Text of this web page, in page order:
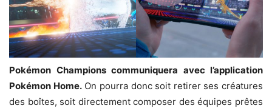
Pokémon Champions communiquera avec l’application
Pokémon Home.On pourra donc soit retirer ses créatures
des boîtes, soit directement composer des équipes prêtes